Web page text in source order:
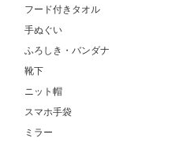
フード付きタオル
手ぬぐい
ふろしき・バンダナ
靴下
ニット帽
スマホ手袋
ミラー